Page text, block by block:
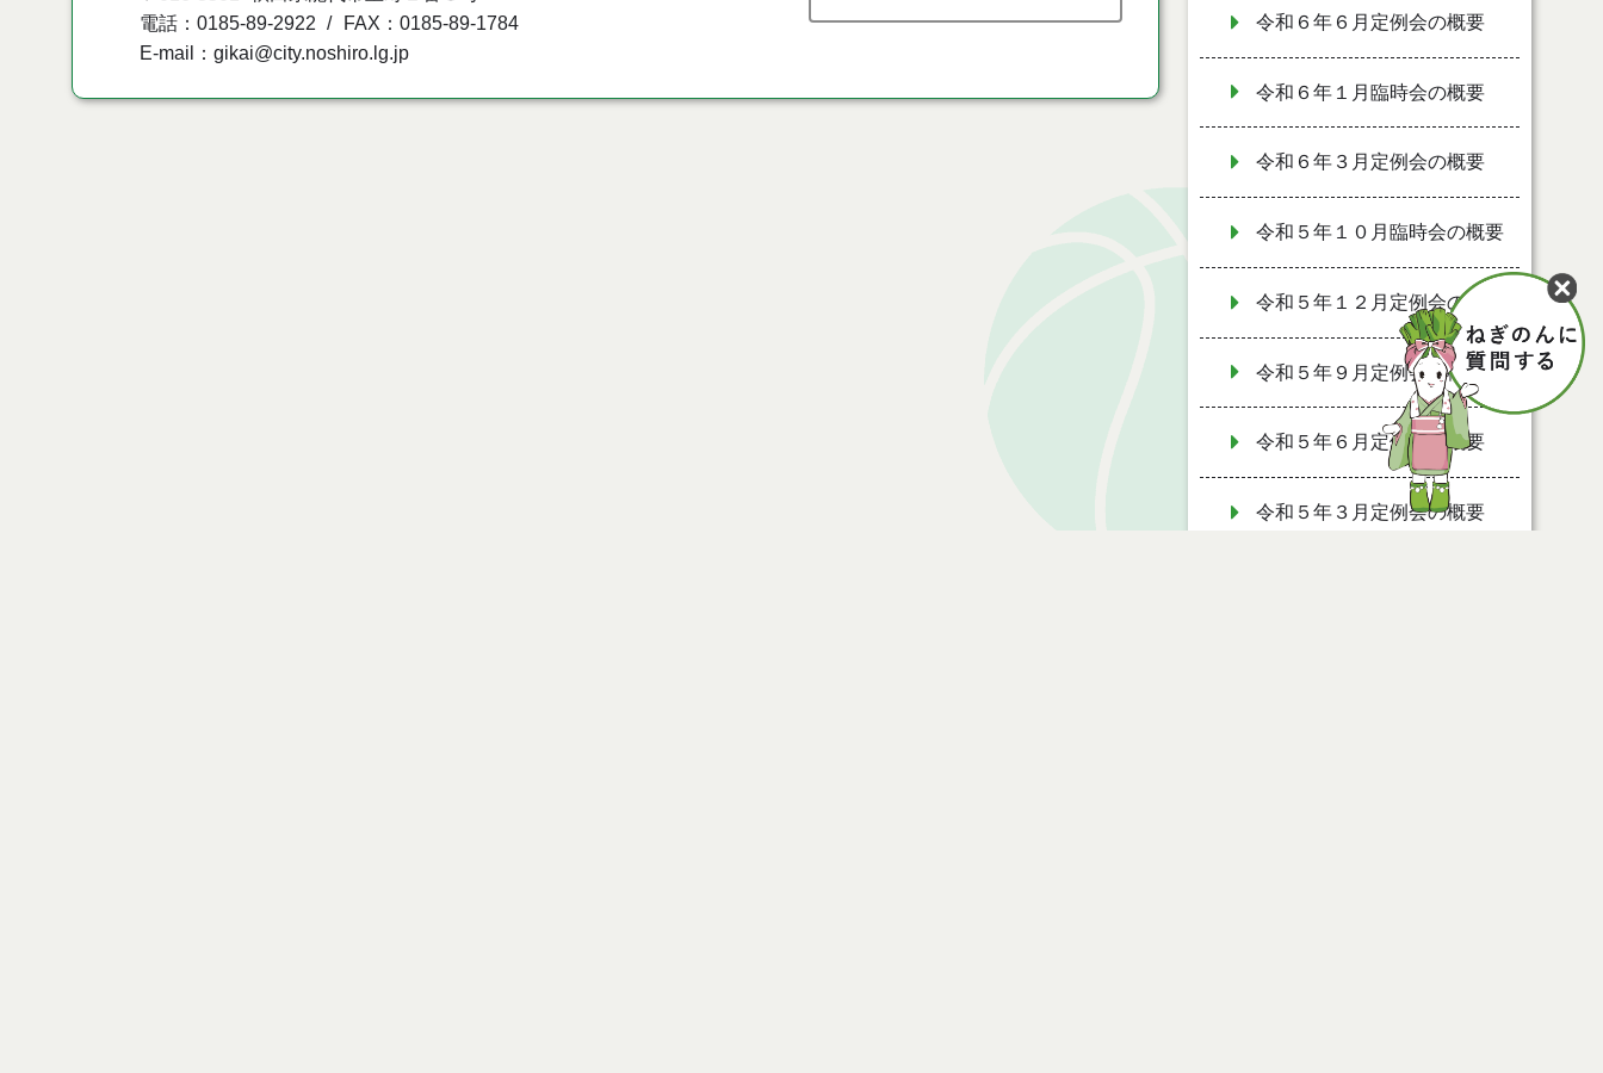
電話：0185-89-2922
FAX：0185-89-1784
E-mail：gikai@city.noshiro.lg.jp
令和６年６月定例会の概要
令和６年１月臨時会の概要
令和６年３月定例会の概要
令和５年１０月臨時会の概要
令和５年１２月定例会の概要
令和５年９月定例会の概要
令和５年６月定例会の概要
令和５年３月定例会の概要